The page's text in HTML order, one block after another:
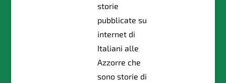
storie
pubblicate su
internet di
Italiani alle
Azzorre che
sono storie di